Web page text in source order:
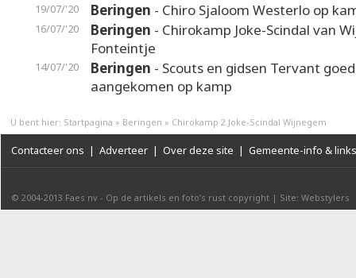
19/07/'20 Beringen - Chiro Sjaloom Westerlo op
16/07/'20 Beringen - Chirokamp Joke-Scindal van
Fonteintje
14/07/'20 Beringen - Scouts en gidsen Tervant goed
aangekomen op kamp
U bent hier: Startpagina » Beringen » Chirokamp 2 Joke-Scindal Wijnegem
Contacteer ons | Adverteer | Over deze site | Gemeente-info & links
© 2004-2013 Faes nv - Op de artikels en foto’s rust copyright | Site: Webstylers